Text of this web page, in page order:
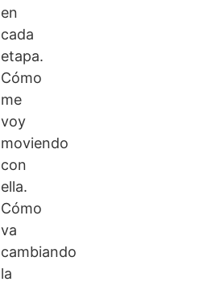
en
cada
etapa.
Cómo
me
voy
moviendo
con
ella.
Cómo
va
cambiando
la